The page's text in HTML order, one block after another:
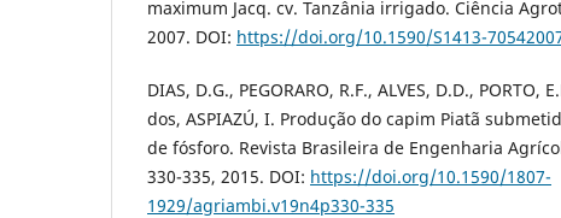
maximum Jacq. cv. Tanzânia irrigado. Ciência
2007. DOI: https://doi.org/10.1590/S1413-
DIAS, D.G., PEGORARO, R.F., ALVES, D.D., PORTO,
dos, ASPIAZÚ, I. Produção do capim Piatã
de fósforo. Revista Brasileira de Engenharia
330-335, 2015. DOI: https://doi.org/10.1590/1807-
1929/agriambi.v19n4p330-335